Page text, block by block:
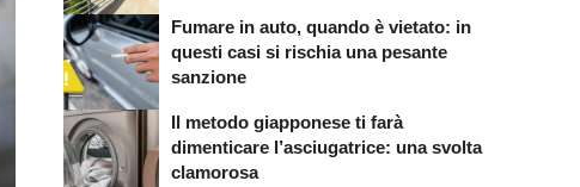
Fumare in auto, quando è vietato: in
questi casi si rischia una pesante
sanzione
Il metodo giapponese ti farà
dimenticare l’asciugatrice: una svolta
clamorosa